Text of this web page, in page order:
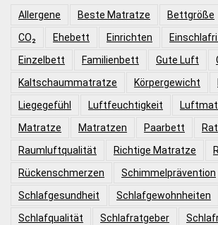
Allergene Beste Matratze Bettgröße
CO₂
Ehebett Einrichten
Einzelbett
Familienbett Gute Luft
Kaltschaummatratze
Körpergewicht
Liegegefühl
Luftfeuchtigkeit
Matratze
Matratzen Paarbett
Raumluftqualität
Richtige Matratze
Rückenschmerzen
Schimmelprävention
Schlafgesundheit
Schlafgewohnheiten
Schlafqualität
Schlafratgeber